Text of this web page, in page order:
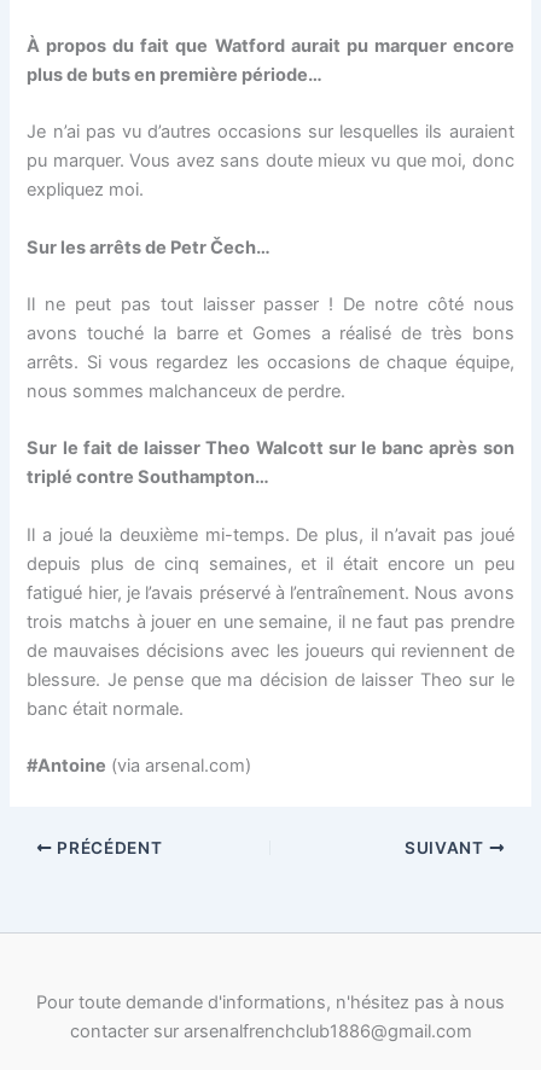
À propos du fait que Watford aurait pu marquer encore
plus de buts en première période…
Je n’ai pas vu d’autres occasions sur lesquelles ils auraient
pu marquer. Vous avez sans doute mieux vu que moi, donc
expliquez moi.
Sur les arrêts de Petr Čech…
Il ne peut pas tout laisser passer ! De notre côté nous
avons touché la barre et Gomes a réalisé de très bons
arrêts. Si vous regardez les occasions de chaque équipe,
nous sommes malchanceux de perdre.
Sur le fait de laisser Theo Walcott sur le banc après son
triplé contre Southampton…
Il a joué la deuxième mi-temps. De plus, il n’avait pas joué
depuis plus de cinq semaines, et il était encore un peu
fatigué hier, je l’avais préservé à l’entraînement. Nous avons
trois matchs à jouer en une semaine, il ne faut pas prendre
de mauvaises décisions avec les joueurs qui reviennent de
blessure. Je pense que ma décision de laisser Theo sur le
banc était normale.
#Antoine (via arsenal.com)
PRÉCÉDENT SUIVANT
Pour toute demande d'informations, n'hésitez pas à nous
contacter sur arsenalfrenchclub1886@gmail.com